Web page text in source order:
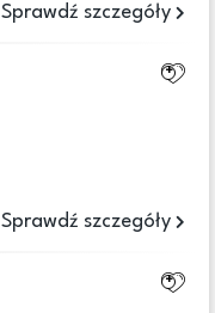
Sprawdź szczegóły
Sprawdź szczegóły